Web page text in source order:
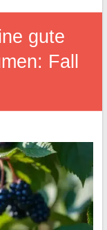
gute
Fall